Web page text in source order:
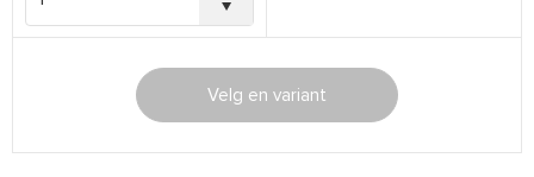
Velg en variant